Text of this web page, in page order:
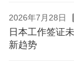
2026年7月28日
日本工作签证
新趋势